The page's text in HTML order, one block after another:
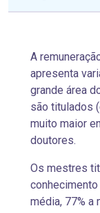
A
apresenta
grande área
são titulados
muito maior
doutores.
Os mestres
média, 77% a